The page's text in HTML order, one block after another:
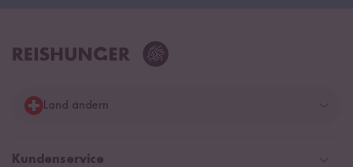
Land ändern
Deutschland
Kundenservice